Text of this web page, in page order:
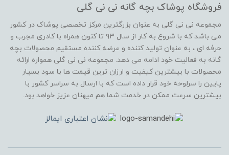
فروشگاه پوشاک بچه گانه نی نی گلی
مجموعه نی نی گلی به عنوان بزرگترین مرکز تخصصی پوشاک در کشور
می باشد که با شروع به کار از سال ۹۳ تا کنون همراه با کادری مجرب و
حرفه ای ، به عنوان تولید کننده و عرضه کننده مستقیم محصولات بچه
گانه به فعالیت خود ادامه می دهد. مجموعه نی نی گلی همواره ارائه
محصولات با بیشترین کیفیت و ارزان ترین قیمت ها با سود بسیار
پایین را سرلوحه خود قرار داده است که با ارسال به سراسر کشور با
بیشترین سرعت ممکن در خدمت شما هم میهنان عزیز خواهد بود.